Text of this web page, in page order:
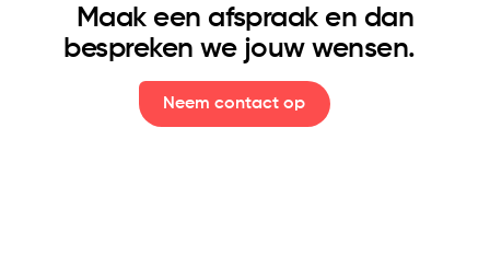
Maak een afspraak en dan
bespreken we jouw wensen.
Neem contact op